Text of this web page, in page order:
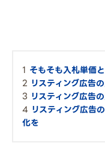
そもそも入札単価
リスティング広告
リスティング広告
リスティング広告
化を